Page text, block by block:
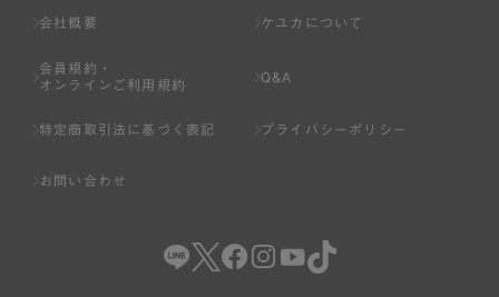
会社概要 ケユカについて
会員規約・
オンラインご利用規約
Q&A
特定商取引法に基づく表記 プライバシーポリシー
お問い合わせ